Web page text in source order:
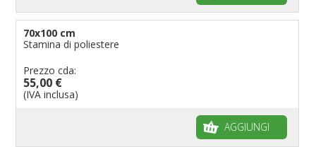
70x100 cm
Stamina di poliestere
Prezzo cda:
55,00 €
(IVA inclusa)
AGGIUNGI